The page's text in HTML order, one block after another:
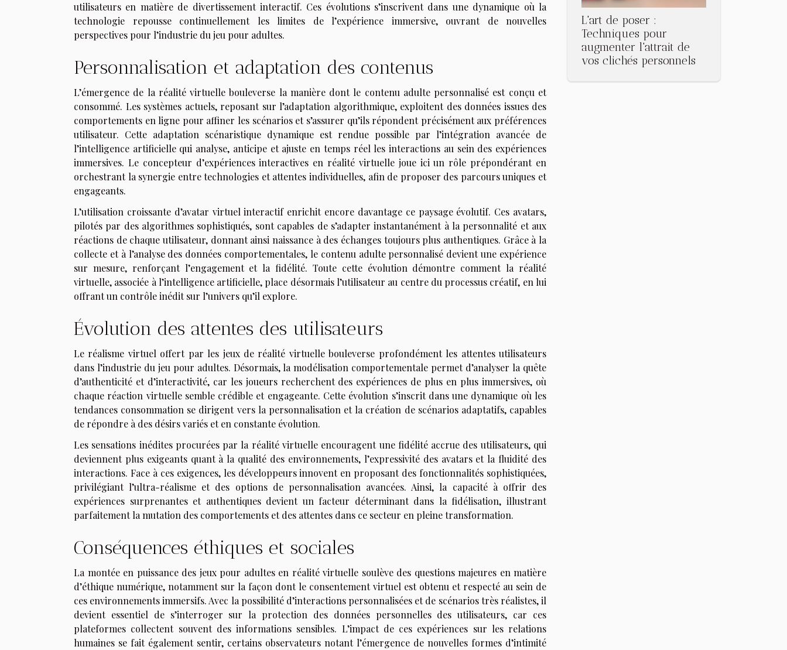
utilisateurs en matière de divertissement interactif. Ces évolutions s’inscrivent dans une dynamique où la
technologie repousse continuellement les limites de l’expérience immersive, ouvrant de nouvelles
perspectives pour l’industrie du jeu pour adultes.
Personnalisation et adaptation des contenus
L’émergence de la réalité virtuelle bouleverse la manière dont le contenu adulte personnalisé est conçu et
consommé. Les systèmes actuels, reposant sur l’adaptation algorithmique, exploitent des données issues des
comportements en ligne pour affiner les scénarios et s’assurer qu’ils répondent précisément aux préférences
utilisateur. Cette adaptation scénaristique dynamique est rendue possible par l’intégration avancée de
l’intelligence artificielle qui analyse, anticipe et ajuste en temps réel les interactions au sein des expériences
immersives. Le concepteur d’expériences interactives en réalité virtuelle joue ici un rôle prépondérant en
orchestrant la synergie entre technologies et attentes individuelles, afin de proposer des parcours uniques et
engageants.
L’utilisation croissante d’avatar virtuel interactif enrichit encore davantage ce paysage évolutif. Ces avatars,
pilotés par des algorithmes sophistiqués, sont capables de s’adapter instantanément à la personnalité et aux
réactions de chaque utilisateur, donnant ainsi naissance à des échanges toujours plus authentiques. Grâce à la
collecte et à l’analyse des données comportementales, le contenu adulte personnalisé devient une expérience
sur mesure, renforçant l’engagement et la fidélité. Toute cette évolution démontre comment la réalité
virtuelle, associée à l’intelligence artificielle, place désormais l’utilisateur au centre du processus créatif, en lui
offrant un contrôle inédit sur l’univers qu’il explore.
Évolution des attentes des utilisateurs
Le réalisme virtuel offert par les jeux de réalité virtuelle bouleverse profondément les attentes utilisateurs
dans l’industrie du jeu pour adultes. Désormais, la modélisation comportementale permet d’analyser la quête
d’authenticité et d’interactivité, car les joueurs recherchent des expériences de plus en plus immersives, où
chaque réaction virtuelle semble crédible et engageante. Cette évolution s’inscrit dans une dynamique où les
tendances consommation se dirigent vers la personnalisation et la création de scénarios adaptatifs, capables
de répondre à des désirs variés et en constante évolution.
Les sensations inédites procurées par la réalité virtuelle encouragent une fidélité accrue des utilisateurs, qui
deviennent plus exigeants quant à la qualité des environnements, l’expressivité des avatars et la fluidité des
interactions. Face à ces exigences, les développeurs innovent en proposant des fonctionnalités sophistiquées,
privilégiant l’ultra-réalisme et des options de personnalisation avancées. Ainsi, la capacité à offrir des
expériences surprenantes et authentiques devient un facteur déterminant dans la fidélisation, illustrant
parfaitement la mutation des comportements et des attentes dans ce secteur en pleine transformation.
Conséquences éthiques et sociales
La montée en puissance des jeux pour adultes en réalité virtuelle soulève des questions majeures en matière
d’éthique numérique, notamment sur la façon dont le consentement virtuel est obtenu et respecté au sein de
ces environnements immersifs. Avec la possibilité d’interactions personnalisées et de scénarios très réalistes, il
devient essentiel de s’interroger sur la protection des données personnelles des utilisateurs, car ces
plateformes collectent souvent des informations sensibles. L’impact de ces expériences sur les relations
humaines se fait également sentir, certains observateurs notant l’émergence de nouvelles formes d’intimité
L'art de poser :
Techniques pour
augmenter l'attrait de
vos clichés personnels